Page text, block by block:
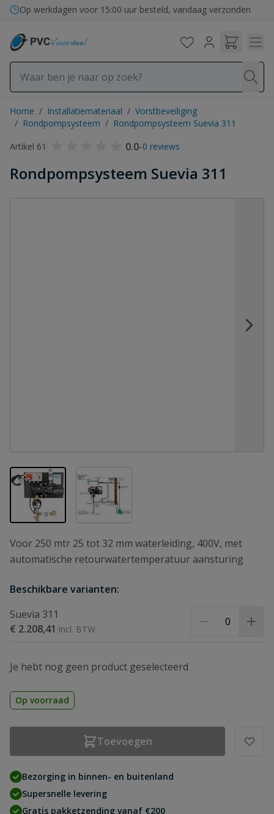
Ga naar de inhoud
Op werkdagen voor 15:00 uur besteld, vandaag verzonden
Home / Installatiemateriaal / Vorstbeveiliging
/ Rondpompsysteem / Rondpompsysteem Suevia 311
Artikel 61
0.0-0 reviews
Rondpompsysteem Suevia 311
View larger imageView larger image
Voor 250 mtr 25 tot 32 mm waterleiding, 400V, met
automatische retourwatertemperatuur aansturing
Beschikbare varianten:
Suevia 311
€ 2.208,41
Je hebt nog geen product geselecteerd
Op voorraad
Toevoegen
Bezorging in binnen- en buitenland
Supersnelle levering
Gratis pakketzending vanaf €200